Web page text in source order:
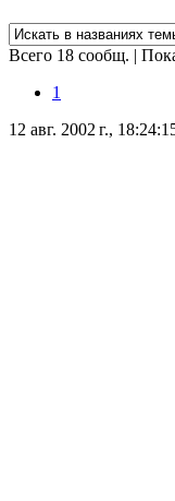
Всего 18 сообщ. |
1
12 авг. 2002 г.,